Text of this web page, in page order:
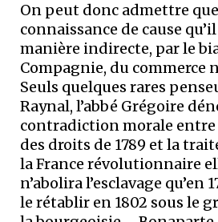
On peut donc admettre
connaissance de cause
manière indirecte, par le
Compagnie, du commerce
Seuls quelques rares
Raynal, l’abbé Grégoire
contradiction morale
des droits de 1789 et la
la France révolutionnaire
n’abolira l’esclavage qu’en
le rétablir en 1802 sous le